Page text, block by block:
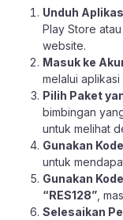
Unduh
Play Store atau
website.
Masuk ke
melalui aplikasi
Pilih Paket
bimbingan
untuk melihat
Gunakan
untuk
Gunakan
“RES128” ,
Selesaikan